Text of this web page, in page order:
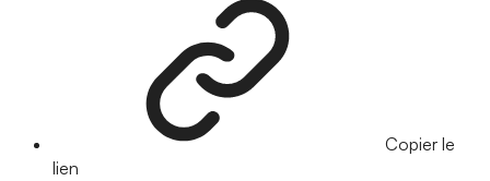
Copier le
lien